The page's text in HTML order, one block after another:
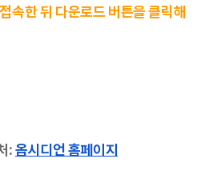
속한 뒤 다운로드 버튼을 클릭해
:옵시디언 홈페이지